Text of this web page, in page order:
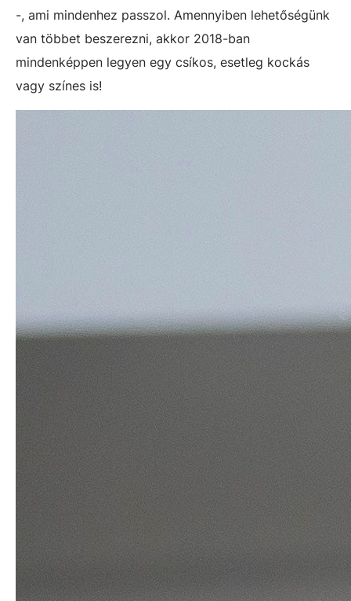
-, ami mindenhez passzol. Amennyiben lehetőségünk
van többet beszerezni, akkor 2018-ban
mindenképpen legyen egy csíkos, esetleg kockás
vagy színes is!